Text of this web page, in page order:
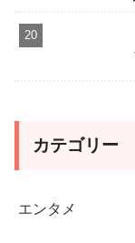
カテゴリー
エンタメ